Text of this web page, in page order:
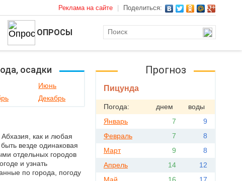
Реклама на сайте Поделиться:
ОПРОСЫ
осадки
Июнь
Декабрь
как и любая
везде одинаковая
отдельных городов
и узнать
по города, погоду
Прогноз
Пицунда
Погода: днем
воды
Январь
7
9
Февраль
7
8
Март
9
8
Апрель
14
12